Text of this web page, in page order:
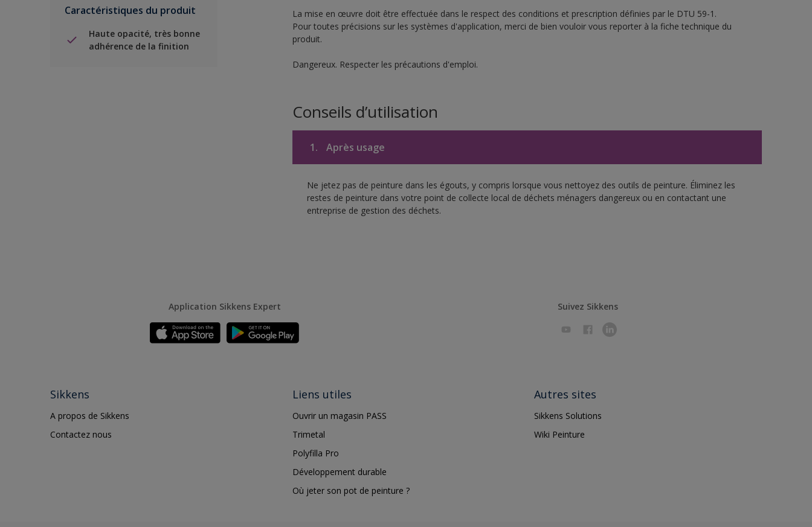
Caractéristiques du produit
Haute opacité, très bonne
adhérence de la finition
La mise en œuvre doit être effectuée dans le respect des conditions et prescription définies par le DTU 59-1.
Pour toutes précisions sur les systèmes d'application, merci de bien vouloir vous reporter à la fiche technique du
produit.
Dangereux. Respecter les précautions d'emploi.
Conseils d’utilisation
1. Après usage
Ne jetez pas de peinture dans les égouts, y compris lorsque vous nettoyez des outils de peinture. Éliminez les
restes de peinture dans votre point de collecte local de déchets ménagers dangereux ou en contactant une
entreprise de gestion des déchets.
Application Sikkens Expert Suivez Sikkens
Sikkens
A propos de Sikkens
Contactez nous
Liens utiles
Ouvrir un magasin PASS
Trimetal
Polyfilla Pro
Développement durable
Où jeter son pot de peinture ?
Autres sites
Sikkens Solutions
Wiki Peinture